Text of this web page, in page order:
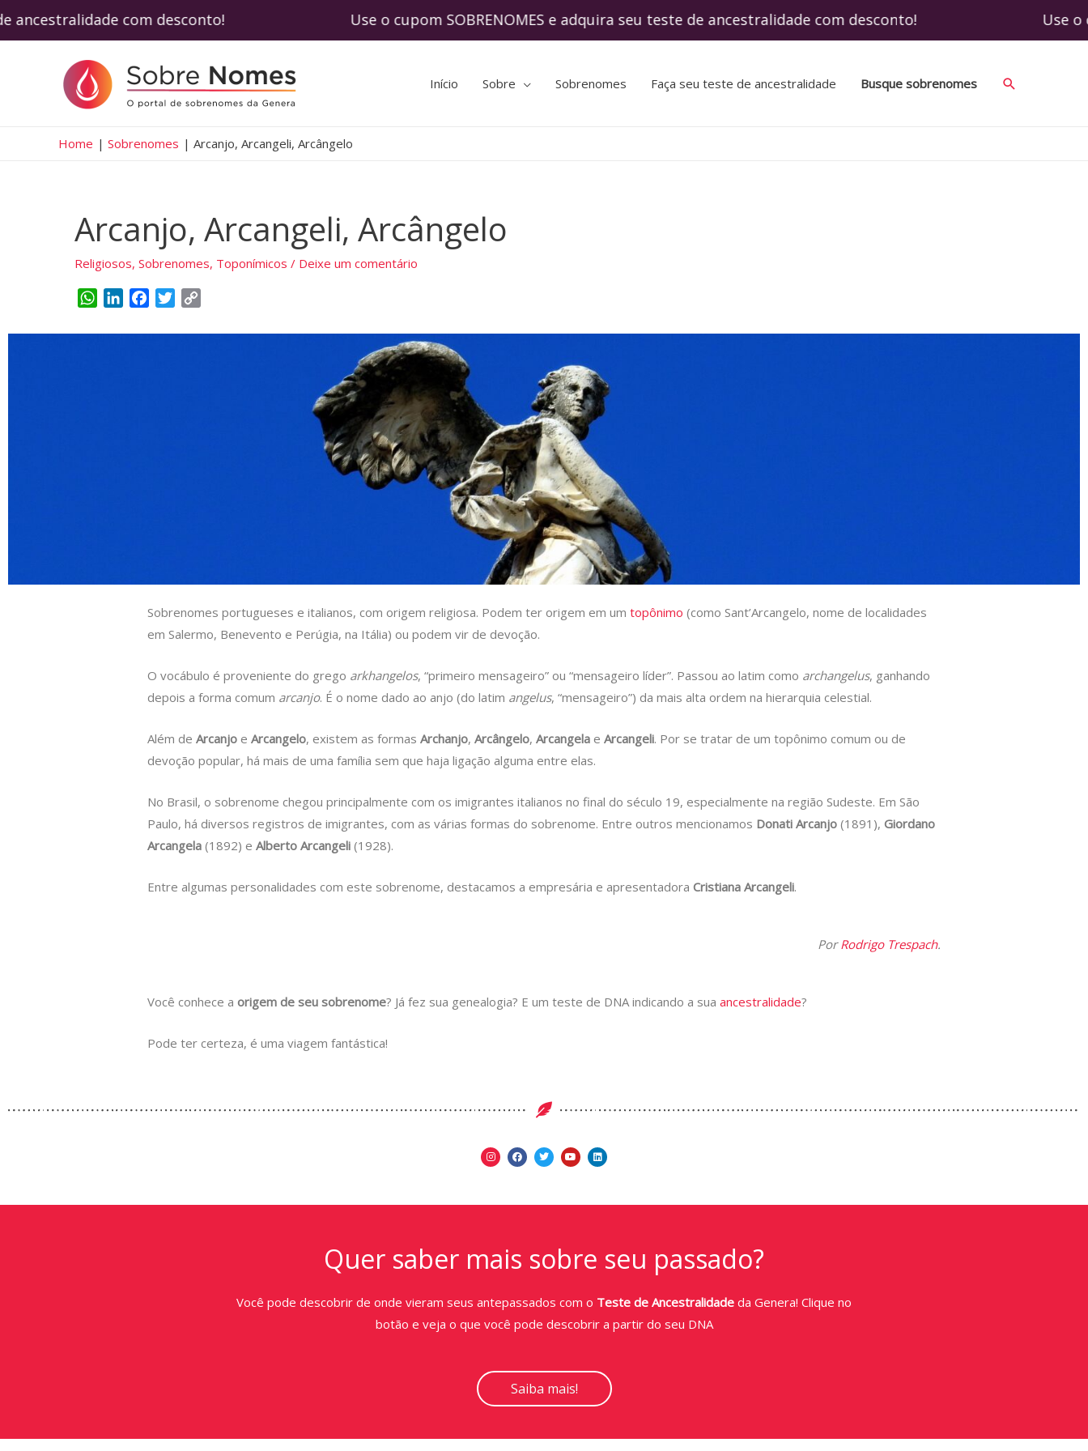
de ancestralidade com desconto! Use o cupom SOBRENOMES e adquira seu teste de ancestralidade com desconto! Use o
Início Sobre Sobrenomes Faça seu teste de ancestralidade Busque sobrenomes
Home Sobrenomes Arcanjo, Arcangeli, Arcângelo
Arcanjo, Arcangeli, Arcângelo
Religiosos, Sobrenomes, Toponímicos / Deixe um comentário
W
a
n
c
i
p
Sobrenomes portugueses e italianos, com origem religiosa. Podem ter origem em um topônimo (como Sant’Arcangelo, nome de localidades
em Salermo, Benevento e Perúgia, na Itália) ou podem vir de devoção.
O vocábulo é proveniente do grego arkhangelos, “primeiro mensageiro” ou “mensageiro líder”. Passou ao latim como archangelus, ganhando
depois a forma comum arcanjo. É o nome dado ao anjo (do latim angelus, “mensageiro”) da mais alta ordem na hierarquia celestial.
Além de Arcanjo e Arcangelo, existem as formas Archanjo, Arcângelo, Arcangela e Arcangeli. Por se tratar de um topônimo comum ou de
devoção popular, há mais de uma família sem que haja ligação alguma entre elas.
No Brasil, o sobrenome chegou principalmente com os imigrantes italianos no final do século 19, especialmente na região Sudeste. Em São
Paulo, há diversos registros de imigrantes, com as várias formas do sobrenome. Entre outros mencionamos Donati Arcanjo (1891), Giordano
Arcangela (1892) e Alberto Arcangeli (1928).
Entre algumas personalidades com este sobrenome, destacamos a empresária e apresentadora Cristiana Arcangeli.
PorRodrigo Trespach.
Você conhece a origem de seu sobrenome? Já fez sua genealogia? E um teste de DNA indicando a sua ancestralidade?
Pode ter certeza, é uma viagem fantástica!
Quer saber mais sobre seu passado?
Você pode descobrir de onde vieram seus antepassados com o Teste de Ancestralidade da Genera! Clique no
botão e veja o que você pode descobrir a partir do seu DNA
Saiba mais!